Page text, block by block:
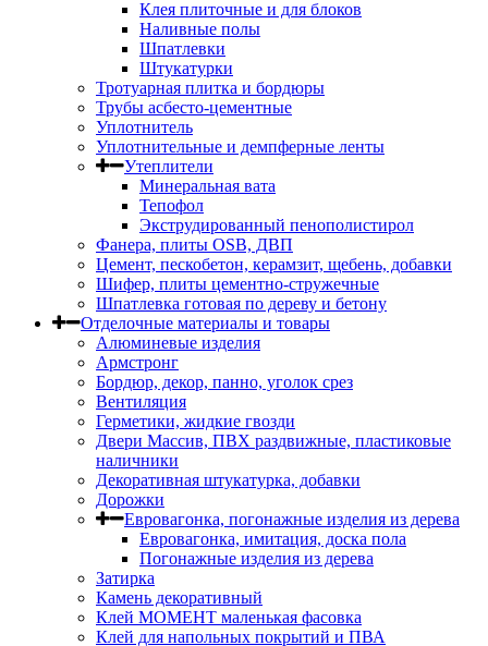
Клея плиточные и для блоков
Наливные полы
Шпатлевки
Штукатурки
Тротуарная плитка и бордюры
Трубы асбесто-цементные
Уплотнитель
Уплотнительные и демпферные ленты
Утеплители
Минеральная вата
Тепофол
Экструдированный пенополистирол
Фанера, плиты OSB, ДВП
Цемент, пескобетон, керамзит, щебень, добавки
Шифер, плиты цементно-стружечные
Шпатлевка готовая по дереву и бетону
Отделочные материалы и товары
Алюминевые изделия
Армстронг
Бордюр, декор, панно, уголок срез
Вентиляция
Герметики, жидкие гвозди
Двери Массив, ПВХ раздвижные, пластиковые
наличники
Декоративная штукатурка, добавки
Дорожки
Евровагонка, погонажные изделия из дерева
Евровагонка, имитация, доска пола
Погонажные изделия из дерева
Затирка
Камень декоративный
Клей МОМЕНТ маленькая фасовка
Клей для напольных покрытий и ПВА